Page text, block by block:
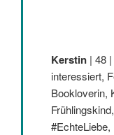
Kerstin | 48
interessiert,
Bookloverin,
#EchteLiebe,